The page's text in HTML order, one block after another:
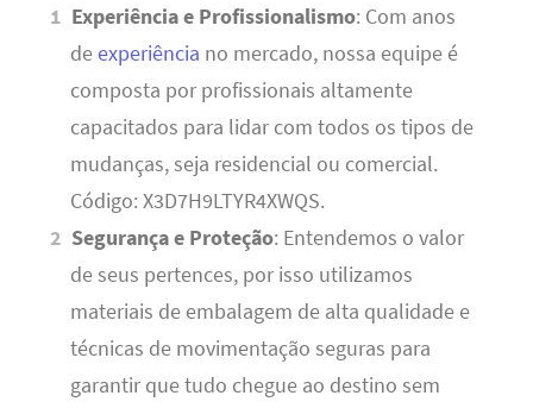
Experiência e Profissionalismo: Com anos
deexperiência no mercado, nossa equipe é
composta por profissionais altamente
capacitados para lidar com todos os tipos de
mudanças, seja residencial ou comercial.
Código: X3D7H9LTYR4XWQS.
Segurança e Proteção: Entendemos o valor
de seus pertences, por isso utilizamos
materiais de embalagem de alta qualidade e
técnicas de movimentação seguras para
garantir que tudo chegue ao destino sem